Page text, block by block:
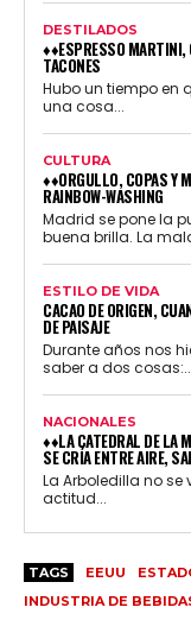
DESTILADOS
♦♦ESPRESSO MARTINI,
TACONES
Hubo un tiempo en
una cosa...
CULTURA
♦♦ORGULLO, COPAS Y
RAINBOW-WASHING
Madrid se pone la
buena brilla. La
ESTILO DE VIDA
CACAO DE ORIGEN,
DE PAISAJE
Durante años nos
saber a dos
NACIONALES
♦♦LA CATEDRAL DE LA
SE CRÍA ENTRE AIRE,
La Arboledilla no
actitud...
TAGS EEUU
INDUSTRIA DE